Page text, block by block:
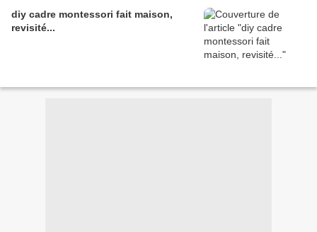
diy cadre montessori fait maison,
revisité...